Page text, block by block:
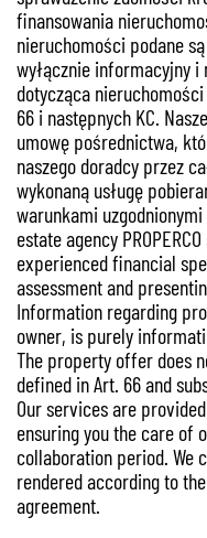
finansowania
nieruchomości podane
wyłącznie informacyjny
dotycząca
66 i następnych KC.
umowę pośrednictwa,
naszego doradcy przez
wykonaną usługę
warunkami
estate agency
experienced financial
assessment and
Information regarding
owner, is purely
The property offer does
defined in Art. 66 and
Our services are
ensuring you the care of
collaboration period. We
rendered according to
agreement.